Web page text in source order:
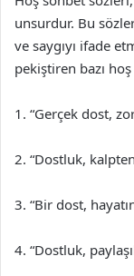
unsurdur. Bu
ve saygıyı ifade
pekiştiren bazı
1. “Gerçek dost,
2. “Dostluk,
3. “Bir dost,
4. “Dostluk,